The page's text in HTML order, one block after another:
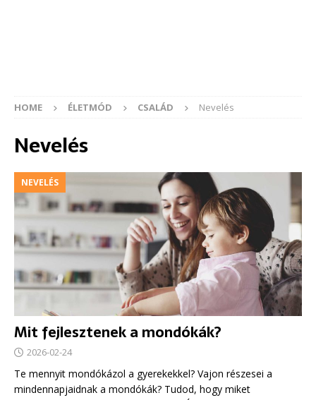
HOME ÉLETMÓD CSALÁD Nevelés
Nevelés
NEVELÉS
Mit fejlesztenek a mondókák?
2026-02-24
Te mennyit mondókázol a gyerekekkel? Vajon részesei a
mindennapjaidnak a mondókák? Tudod, hogy miket